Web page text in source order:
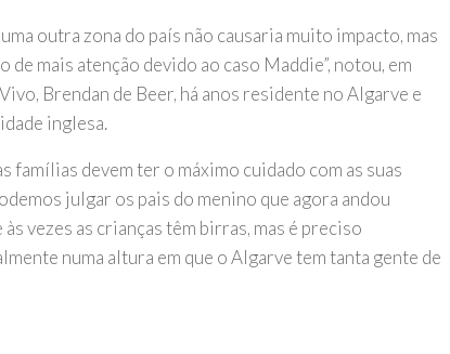
outra zona do país não causaria muito impacto, mas
de mais atenção devido ao caso Maddie”, notou, em
Brendan de Beer, há anos residente no Algarve e
inglesa.
famílias devem ter o máximo cuidado com as suas
julgar os pais do menino que agora andou
vezes as crianças têm birras, mas é preciso
numa altura em que o Algarve tem tanta gente de